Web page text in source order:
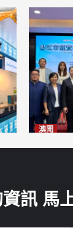
澳聞
訊 馬